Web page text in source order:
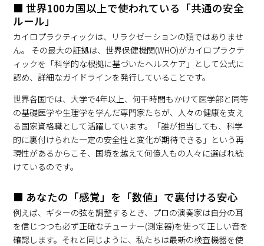
■ 世界100カ国以上で使われている「共通の安全
ルール」
カイロプラクティックは、リラクゼーションの類ではありませ
ん。 その最大の証拠は、世界保健機関(WHO)がカイロプラクテ
ィックを「科学的な根拠に基づいたヘルスケア」として公式に
認め、詳細なガイドラインを発行していることです。
世界各国では、大学で4年以上、何千時間もかけて医学部と同等
の基礎医学や生理学を学んだ専門家たちが、人々の健康を支え
る国家資格職として活躍しています。「誰が担当しても、科学
的に裏付けられた一定の安全性と変化が期待できる」という再
現性があるからこそ、国境を越えて何億人もの人々に選ばれ続
けているのです。
■ あなたの「感覚」を「数値」で裏付ける安心
例えば、ギターの弦を調整するとき、プロの演奏家は自分の耳
を信じつつも必ず正確なチューナー(測定器)を使って正しい音を
確認します。それと同じように、私たちは最新の検査機器を使